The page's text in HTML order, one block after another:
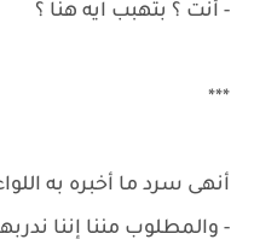
- أنت ؟ بتهبب ايه هنا ؟
***
أنهى سرد ما أخبره به
- والمطلوب مننا إننا